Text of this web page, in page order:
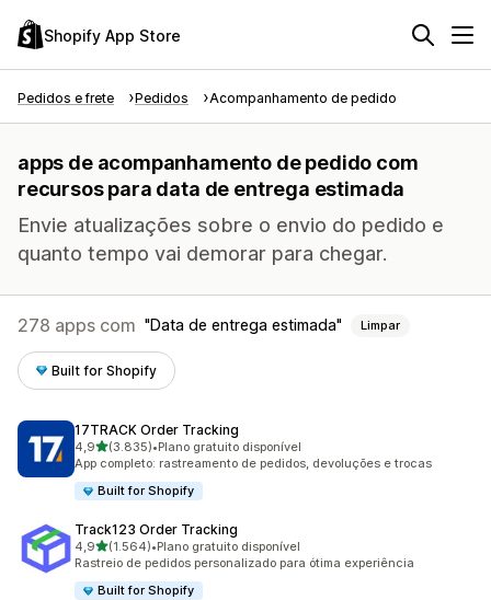
Shopify App Store
Pedidos e frete Pedidos Acompanhamento de pedido
apps de acompanhamento de pedido com
recursos para data de entrega estimada
Envie atualizações sobre o envio do pedido e
quanto tempo vai demorar para chegar.
278 apps com Data de entrega estimada Limpar
Built for Shopify
17TRACK Order Tracking
4,9de 5 estrelas
(3.835)
3835 avaliações ao todo
•Plano gratuito disponível
App completo: rastreamento de pedidos, devoluções e trocas
Built for Shopify
Track123 Order Tracking
4,9de 5 estrelas
(1.564)
1564 avaliações ao todo
•Plano gratuito disponível
Rastreio de pedidos personalizado para ótima experiência
Built for Shopify